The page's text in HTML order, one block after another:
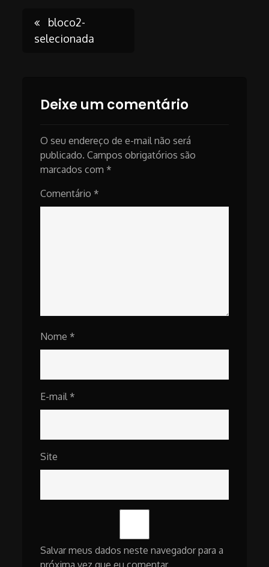
Post
bloco2-
selecionada
Deixe um comentário
O seu endereço de e-mail não será
publicado. Campos obrigatórios são
marcados com *
Comentário *
Nome *
E-mail *
Site
Salvar meus dados neste navegador para a
próxima vez que eu comentar.